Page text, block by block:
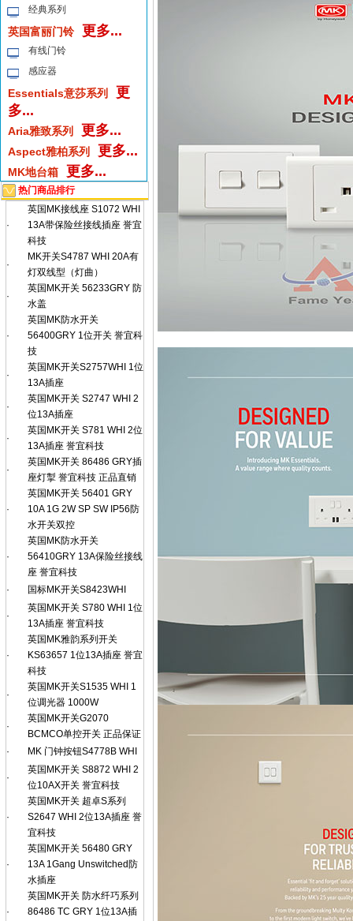
经典系列
英国富丽门铃 更多...
有线门铃
感应器
Essentials意莎系列
更
多...
Aria雅致系列 更多...
Aspect雅柏系列 更多...
MK地台箱 更多...
热门商品排行
·
英国MK接线座 S1072 WHI
13A带保险丝接线插座 誉宜
科技
·
MK开关S4787 WHI 20A有
灯双线型（灯曲）
·
英国MK开关 56233GRY 防
水盖
·
英国MK防水开关
56400GRY 1位开关 誉宜科
技
·
英国MK开关S2757WHI 1位
13A插座
·
英国MK开关 S2747 WHI 2
位13A插座
·
英国MK开关 S781 WHI 2位
13A插座 誉宜科技
·
英国MK开关 86486 GRY插
座灯掣 誉宜科技 正品直销
·
英国MK开关 56401 GRY
10A 1G 2W SP SW IP56防
水开关双控
·
英国MK防水开关
56410GRY 13A保险丝接线
座 誉宜科技
·
国标MK开关S8423WHI
·
英国MK开关 S780 WHI 1位
13A插座 誉宜科技
·
英国MK雅韵系列开关
KS63657 1位13A插座 誉宜
科技
·
英国MK开关S1535 WHI 1
位调光器 1000W
·
英国MK开关G2070
BCMCO单控开关 正品保证
·
MK 门钟按钮S4778B WHI
·
英国MK开关 S8872 WHI 2
位10AX开关 誉宜科技
·
英国MK开关 超卓S系列
S2647 WHI 2位13A插座 誉
宜科技
·
英国MK开关 56480 GRY
13A 1Gang Unswitched防
水插座
·
英国MK开关 防水纤巧系列
86486 TC GRY 1位13A插